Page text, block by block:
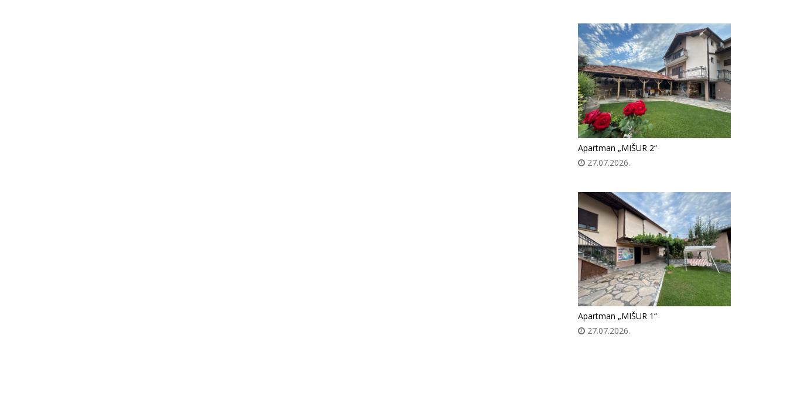
Apartman „MIŠUR 2“
27.07.2026.
Apartman „MIŠUR 1“
27.07.2026.